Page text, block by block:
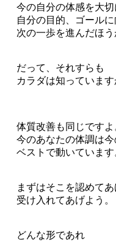
今の自分の体感を大
自分の目的、ゴール
次の一歩を進んだほう
だって、それすらも
カラダは知っています
体質改善も同じですよ
今のあなたの体調は
ベストで動いています
まずはそこを認めてあ
受け入れてあげよう。
どんな形であれ